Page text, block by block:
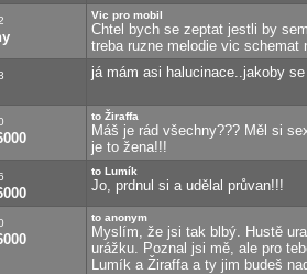
Vic pro mobil
Chtel bych se zeptat jestli by
treba ruzne melodie vic schemat
já mám asi halucinace..jakoby
to Žiraffa
Máš je rád všechny??? Měl si
je to žena!!!
to Lumík
Jo, prdnul si a udělal průvan!!!
to anonym
Myslím, že jsi tak blbý. Hustě
urážku. Poznal jsi mě, ale pro
Lumík a Žiraffa a ty jim budeš